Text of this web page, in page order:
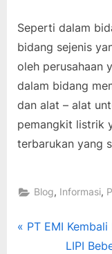
Seperti dalam
bidang sejenis
oleh perusahaan
dalam bidang
dan alat – alat
pemangkit listrik
terbarukan yang
Blog, Informasi,
Post
P
PT EMI
N
LIPI